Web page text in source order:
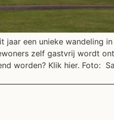
een unieke wandeling
zelf gastvrij wordt
worden? Klik hier. Foto: